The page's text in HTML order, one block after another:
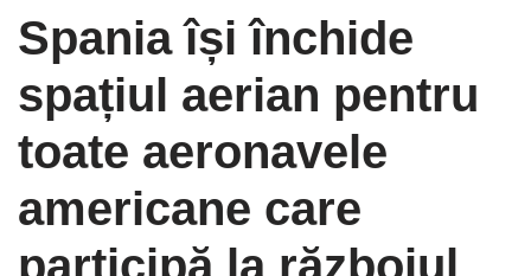
Spania își închide
spațiul aerian pentru
toate aeronavele
americane care